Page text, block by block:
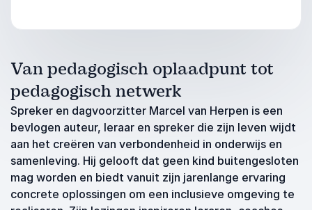
Van pedagogisch oplaadpunt tot
pedagogisch netwerk
Spreker en dagvoorzitter Marcel van Herpen is een
bevlogen auteur, leraar en spreker die zijn leven wijdt
aan het creëren van verbondenheid in onderwijs en
samenleving. Hij gelooft dat geen kind buitengesloten
mag worden en biedt vanuit zijn jarenlange ervaring
concrete oplossingen om een inclusieve omgeving te